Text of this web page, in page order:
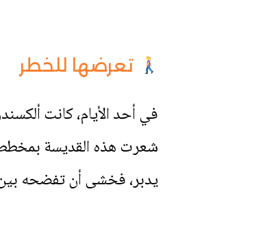
تعرضها للخطر
في أحد الأيام، كانت
شعرت هذه القديسة
يدبر، فخشى أن تفضحه